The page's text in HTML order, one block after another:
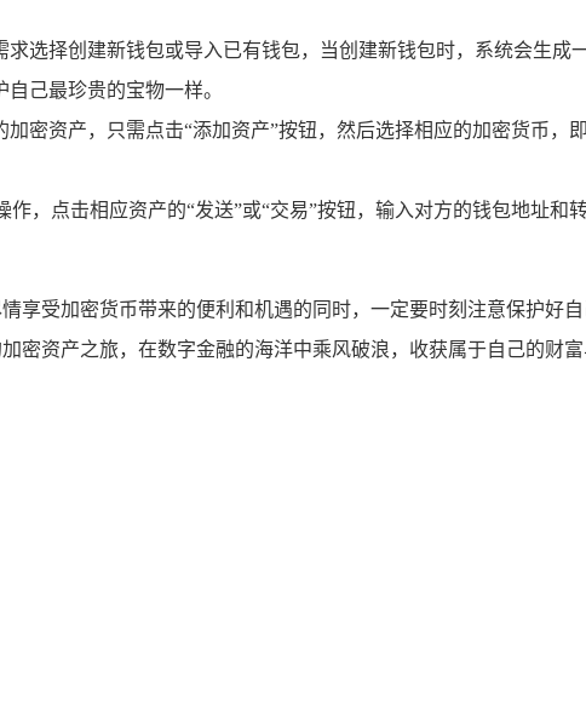
求选择创建新钱包或导入已有钱包，当创建新钱包时，系统会生成
己最珍贵的宝物一样。
密资产，只需点击“添加资产”按钮，然后选择相应的加密货币，
，点击相应资产的“发送”或“交易”按钮，输入对方的钱包地址和
享受加密货币带来的便利和机遇的同时，一定要时刻注意保护好
密资产之旅，在数字金融的海洋中乘风破浪，收获属于自己的财富